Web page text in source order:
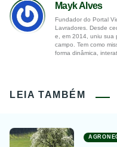
Mayk Alves
Fundador do Portal
Lavradores. Desde
e, em 2014, uniu sua
campo. Tem como
forma dinâmica,
LEIA TAMBÉM